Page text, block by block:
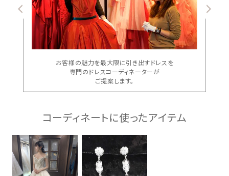
お客様の魅力を最大限に引き出すドレスを
専門のドレスコーディネーターが
ご提案します。
コーディネートに使ったアイテム